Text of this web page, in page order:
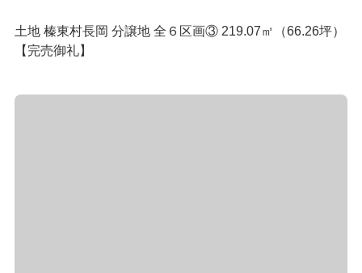
土地 榛東村長岡 分譲地 全６区画③ 219.07㎡（66.26坪）
【完売御礼】